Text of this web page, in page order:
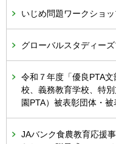
いじめ問題ワークショ
グローバルスタディー
令和７年度「優良PTA
校、義務教育学校、特
園PTA）被表彰団体・
JAバンク食農教育応援